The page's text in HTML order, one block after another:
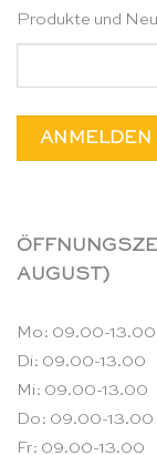
Produkte und
AUGUST)
Mo: 09.00-13.00
Di: 09.00-13.00
Mi: 09.00-13.00
Do: 09.00-13.00
Fr: 09.00-13.00